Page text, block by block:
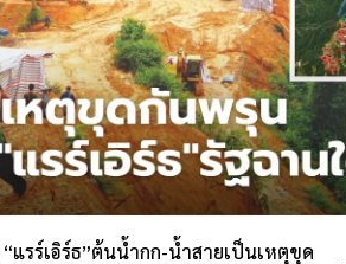
แรร์เอิร์ธ”ต้นน้ำกก-น้ำสายเป็นเหตุขุด